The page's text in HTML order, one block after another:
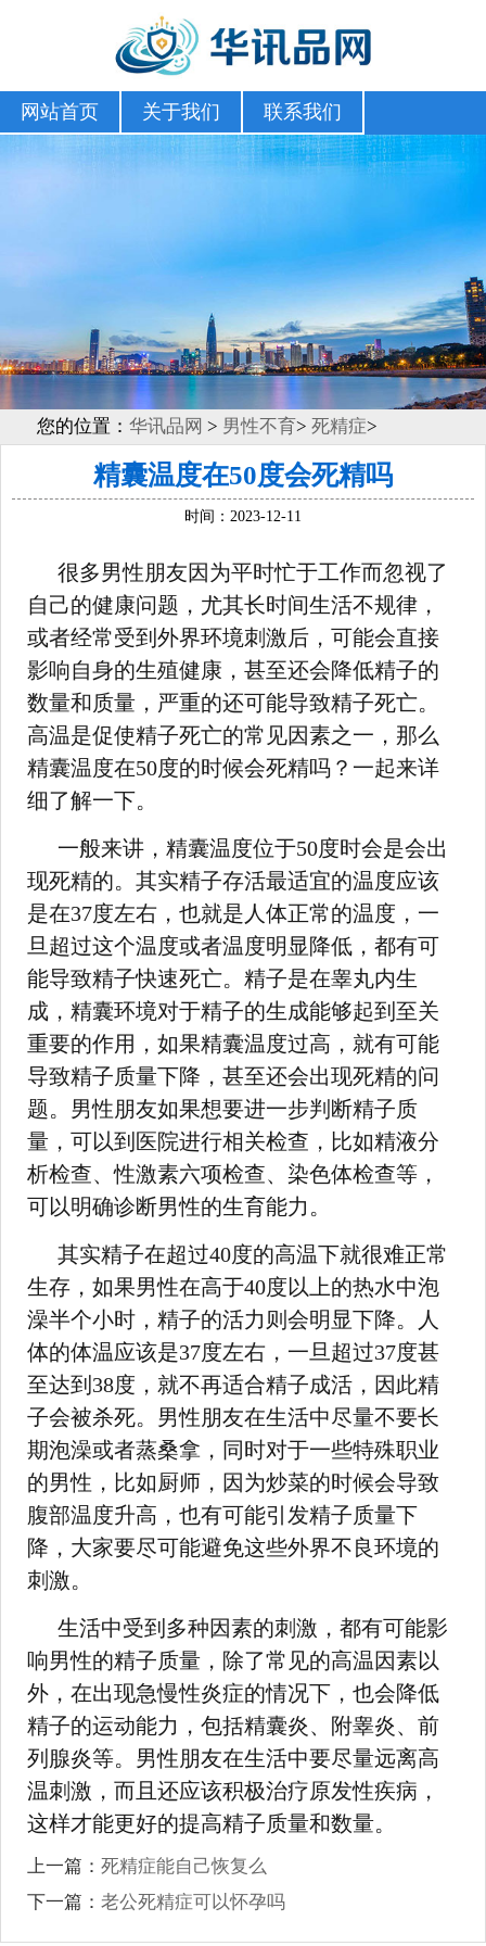
网站首页 关于我们 联系我们
您的位置： 华讯品网 > 男性不育> 死精症>
精囊温度在50度会死精吗
时间：2023-12-11
很多男性朋友因为平时忙于工作而忽视了
自己的健康问题，尤其长时间生活不规律，
或者经常受到外界环境刺激后，可能会直接
影响自身的生殖健康，甚至还会降低精子的
数量和质量，严重的还可能导致精子死亡。
高温是促使精子死亡的常见因素之一，那么
精囊温度在50度的时候会死精吗？一起来详
细了解一下。
一般来讲，精囊温度位于50度时会是会出
现死精的。其实精子存活最适宜的温度应该
是在37度左右，也就是人体正常的温度，一
旦超过这个温度或者温度明显降低，都有可
能导致精子快速死亡。精子是在睾丸内生
成，精囊环境对于精子的生成能够起到至关
重要的作用，如果精囊温度过高，就有可能
导致精子质量下降，甚至还会出现死精的问
题。男性朋友如果想要进一步判断精子质
量，可以到医院进行相关检查，比如精液分
析检查、性激素六项检查、染色体检查等，
可以明确诊断男性的生育能力。
其实精子在超过40度的高温下就很难正常
生存，如果男性在高于40度以上的热水中泡
澡半个小时，精子的活力则会明显下降。人
体的体温应该是37度左右，一旦超过37度甚
至达到38度，就不再适合精子成活，因此精
子会被杀死。男性朋友在生活中尽量不要长
期泡澡或者蒸桑拿，同时对于一些特殊职业
的男性，比如厨师，因为炒菜的时候会导致
腹部温度升高，也有可能引发精子质量下
降，大家要尽可能避免这些外界不良环境的
刺激。
生活中受到多种因素的刺激，都有可能影
响男性的精子质量，除了常见的高温因素以
外，在出现急慢性炎症的情况下，也会降低
精子的运动能力，包括精囊炎、附睾炎、前
列腺炎等。男性朋友在生活中要尽量远离高
温刺激，而且还应该积极治疗原发性疾病，
这样才能更好的提高精子质量和数量。
上一篇：死精症能自己恢复么
下一篇：老公死精症可以怀孕吗